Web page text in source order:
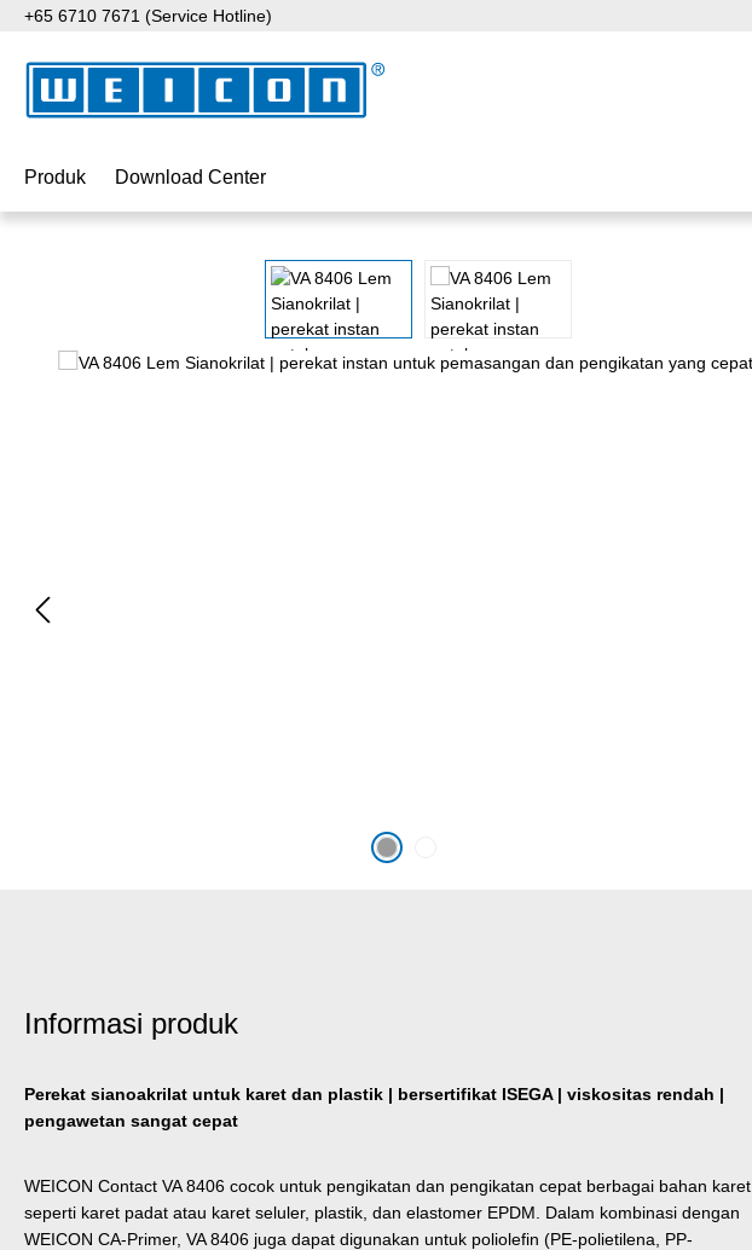
ke konten utama
Lewati ke pencarian
Lewati ke navigasi utama
+65 6710 7671 (Service Hotline)
Produk Download Center
Informasi produk
Perekat sianoakrilat untuk karet dan plastik | bersertifikat ISEGA | viskositas rendah |
pengawetan sangat cepat
WEICON Contact VA 8406 cocok untuk pengikatan dan pengikatan cepat berbagai bahan karet,
seperti karet padat atau karet seluler, plastik, dan elastomer EPDM. Dalam kombinasi dengan
WEICON CA-Primer, VA 8406 juga dapat digunakan untuk poliolefin (PE-polietilena, PP-